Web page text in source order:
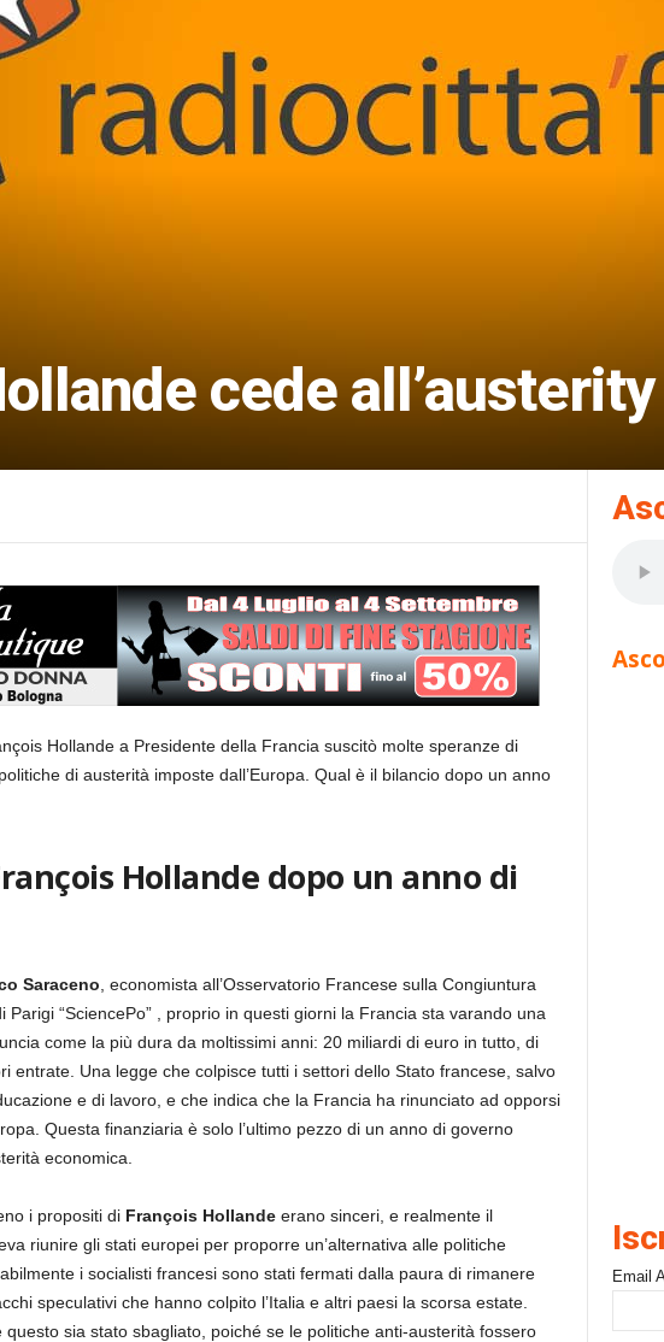
cede all’austerity
Hollande a Presidente della Francia suscitò molte speranze di
di austerità imposte dall’Europa. Qual è il bilancio dopo un anno
Hollande dopo un anno di
Saraceno , economista all’Osservatorio Francese sulla Congiuntura
Parigi “SciencePo” , proprio in questi giorni la Francia sta varando una
come la più dura da moltissimi anni: 20 miliardi di euro in tutto, di
entrate. Una legge che colpisce tutti i settori dello Stato francese, salvo
e di lavoro, e che indica che la Francia ha rinunciato ad opporsi
Questa finanziaria è solo l’ultimo pezzo di un anno di governo
economica.
i propositi di François Hollandeerano sinceri, e realmente il
riunire gli stati europei per proporre un’alternativa alle politiche
i socialisti francesi sono stati fermati dalla paura di rimanere
speculativi che hanno colpito l’Italia e altri paesi la scorsa estate.
sia stato sbagliato, poiché se le politiche anti-austerità fossero
Email